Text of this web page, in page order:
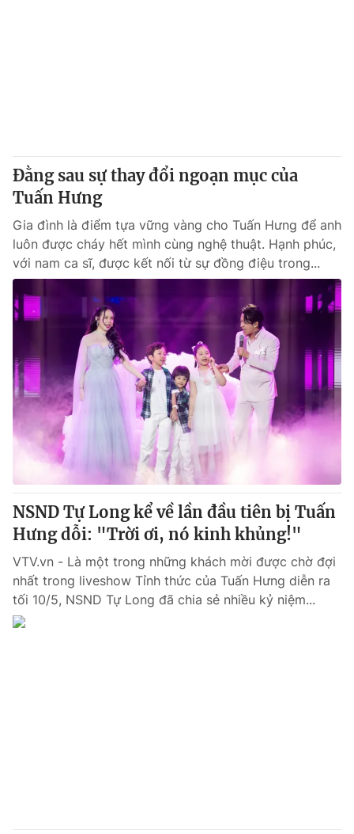
® Cấm sao chép dưới mọi hình thức nếu không có sự chấp
thuận bằng văn bản. Ghi rõ nguồn VTV.vn khi phát hành lại
thông tin từ website này.
Đằng sau sự thay đổi ngoạn mục của
Tuấn Hưng
Gia đình là điểm tựa vững vàng cho Tuấn Hưng để anh
luôn được cháy hết mình cùng nghệ thuật. Hạnh phúc,
với nam ca sĩ, được kết nối từ sự đồng điệu trong...
NSND Tự Long kể về lần đầu tiên bị Tuấn
Hưng dỗi: "Trời ơi, nó kinh khủng!"
VTV.vn - Là một trong những khách mời được chờ đợi
nhất trong liveshow Tỉnh thức của Tuấn Hưng diễn ra
tối 10/5, NSND Tự Long đã chia sẻ nhiều kỷ niệm...